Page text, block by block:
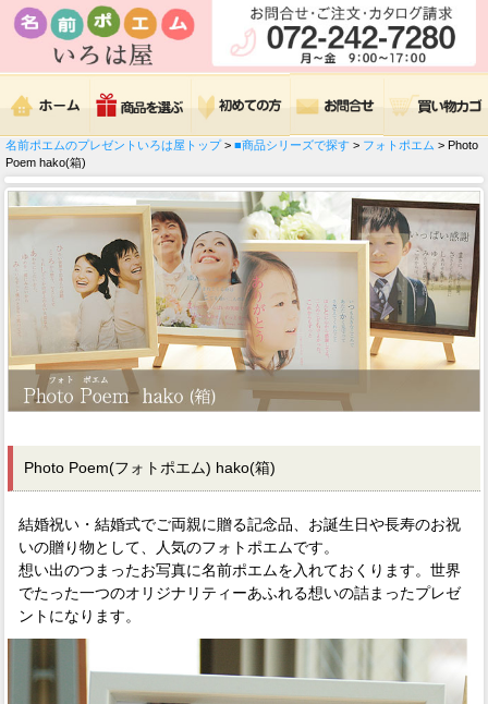
名前ポエムのプレゼントいろは屋トップ> ■商品シリーズで探す > フォトポエム > Photo
Poem hako(箱)
Photo Poem(フォトポエム) hako(箱)
結婚祝い・結婚式でご両親に贈る記念品、お誕生日や長寿のお祝
いの贈り物として、人気のフォトポエムです。
想い出のつまったお写真に名前ポエムを入れておくります。世界
でたった一つのオリジナリティーあふれる想いの詰まったプレゼ
ントになります。